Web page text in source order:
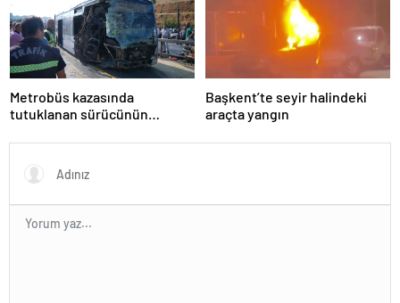
Metrobüs kazasında
tutuklanan sürücünün
Başkent’te seyir halindeki
araçta yangın